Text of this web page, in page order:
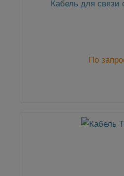
Кабель для связи
По